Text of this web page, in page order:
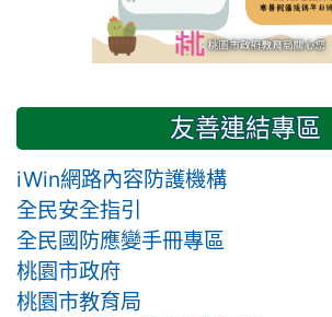
友善連結專區
iWin網路內容防護機構
全民安全指引
全民國防應變手冊專區
桃園市政府
桃園市教育局